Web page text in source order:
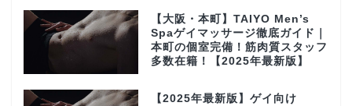
【大阪・本町】TAIYO Men’s
Spaゲイマッサージ徹底ガイド｜
本町の個室完備！筋肉質スタッフ
多数在籍！【2025年最新版】
【2025年最新版】ゲイ向け